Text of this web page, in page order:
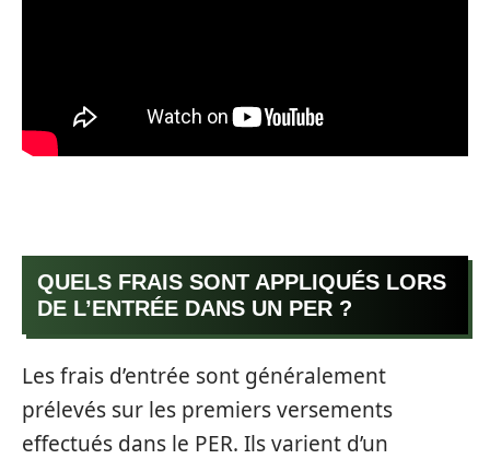
QUELS FRAIS SONT APPLIQUÉS LORS
DE L’ENTRÉE DANS UN PER ?
Les frais d’entrée sont généralement
prélevés sur les premiers versements
effectués dans le PER. Ils varient d’un